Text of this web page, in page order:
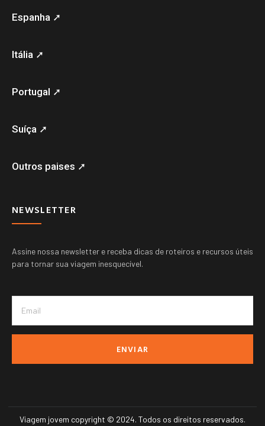
Espanha ➚
Itália ➚
Portugal ➚
Suíça ➚
Outros paises ➚
NEWSLETTER
Assine nossa newsletter e receba dicas de roteiros e recursos úteis
para tornar sua viagem inesquecível.
ENVIAR
Viagem jovem copyright © 2024. Todos os direitos reservados.